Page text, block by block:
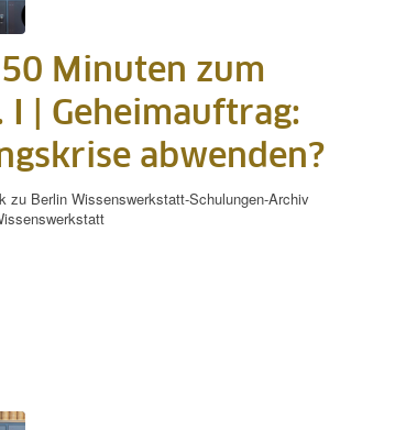
Minuten zum
| Geheimauftrag:
abwenden?
zu Berlin Wissenswerkstatt-Schulungen-Archiv